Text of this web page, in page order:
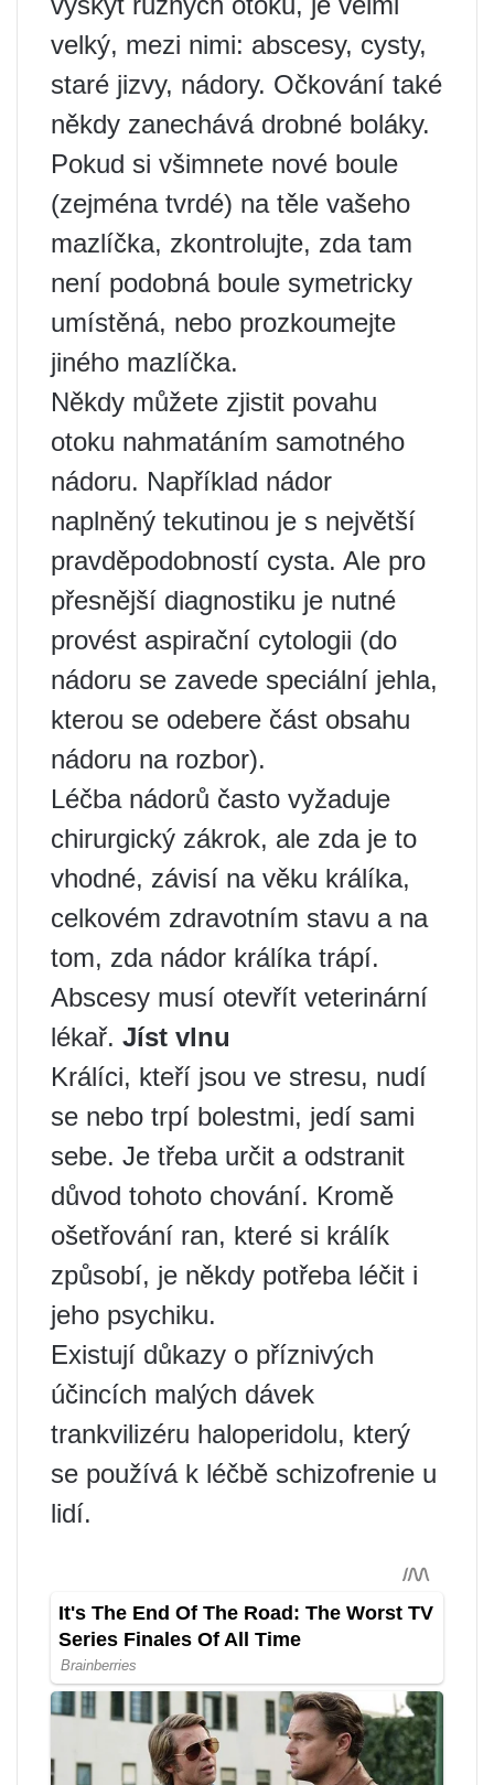
velký, mezi nimi: abscesy, cysty,
staré jizvy, nádory. Očkování také
někdy zanechává drobné boláky.
Pokud si všimnete nové boule
(zejména tvrdé) na těle vašeho
mazlíčka, zkontrolujte, zda tam
není podobná boule symetricky
umístěná, nebo prozkoumejte
jiného mazlíčka.
Někdy můžete zjistit povahu
otoku nahmatáním samotného
nádoru. Například nádor
naplněný tekutinou je s největší
pravděpodobností cysta. Ale pro
přesnější diagnostiku je nutné
provést aspirační cytologii (do
nádoru se zavede speciální jehla,
kterou se odebere část obsahu
nádoru na rozbor).
Léčba nádorů často vyžaduje
chirurgický zákrok, ale zda je to
vhodné, závisí na věku králíka,
celkovém zdravotním stavu a na
tom, zda nádor králíka trápí.
Abscesy musí otevřít veterinární
lékař. Jíst vlnu
Králíci, kteří jsou ve stresu, nudí
se nebo trpí bolestmi, jedí sami
sebe. Je třeba určit a odstranit
důvod tohoto chování. Kromě
ošetřování ran, které si králík
způsobí, je někdy potřeba léčit i
jeho psychiku.
Existují důkazy o příznivých
účincích malých dávek
trankvilizéru haloperidolu, který
se používá k léčbě schizofrenie u
lidí.